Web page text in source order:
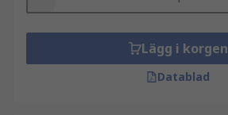
Lägg i korgen
Datablad